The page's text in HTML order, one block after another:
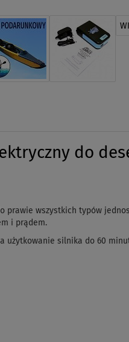
do
prawie wszystkich typów
i prądem.
użytkowanie silnika do 60